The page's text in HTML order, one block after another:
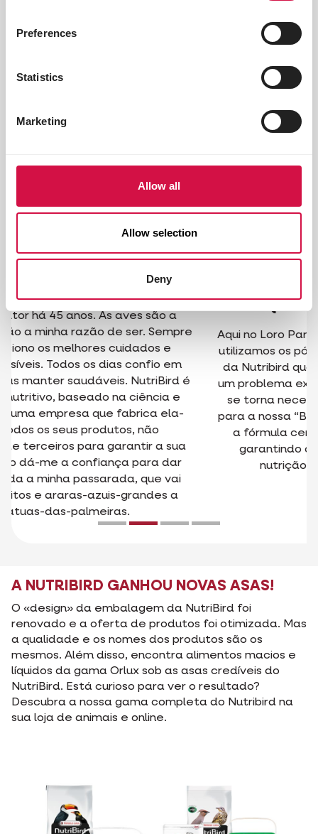
Preferences
Statistics
Marketing
Allow all
Allow selection
Deny
CURADORA DE AVES - LORO
Aqui no Loro Parque e na Fundação Loro Parque
utilizamos os pós solúveis para a criação à mão
da Nutribird quando somos confrontados com
um problema existente nos pais das crias e que
se torna necessário enviar papagaios bebés
para a nossa “Baby Station”. Podemos escolher
a fórmula certa para cada uma das aves,
garantindo que irá receber sempre uma
nutrição completa e equilibrada.
AnteriorO
renovado e a oferta de produtos foi otimizada. Mas
a qualidade e os nomes dos produtos são os
mesmos. Além disso, encontra alimentos macios e
líquidos da gama Orlux sob as asas credíveis do
NutriBird. Está curioso para ver o resultado?
Descubra a nossa gama completa do Nutribird na
sua loja de animais e online.